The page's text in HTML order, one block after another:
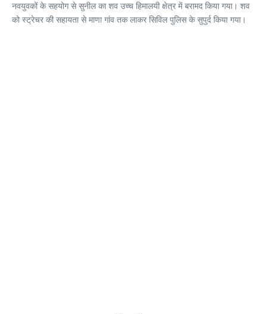
नवयुवकों के सहयोग से सुनील का शव उच्च हिमालयी क्षेत्र में बरामद किया गया। शव
को स्ट्रेचर की सहायता से माणा गांव तक लाकर सिविल पुलिस के सुपुर्द किया गया।